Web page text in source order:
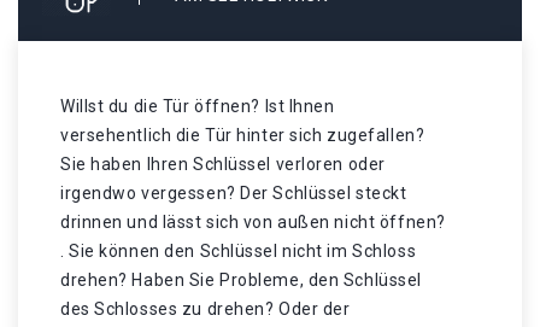
Willst du die Tür öffnen? Ist Ihnen
versehentlich die Tür hinter sich zugefallen?
Sie haben Ihren Schlüssel verloren oder
irgendwo vergessen? Der Schlüssel steckt
drinnen und lässt sich von außen nicht öffnen?
. Sie können den Schlüssel nicht im Schloss
drehen? Haben Sie Probleme, den Schlüssel
des Schlosses zu drehen? Oder der